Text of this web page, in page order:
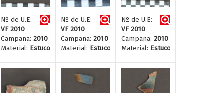
Nº de U.E:
VF 2010
Campaña:2010
Material: Estuco
Nº de U.E:
VF 2010
Campaña:2010
Material: Estuco
Nº de U.E:
VF 2010
Campaña:2010
Material: Estuco